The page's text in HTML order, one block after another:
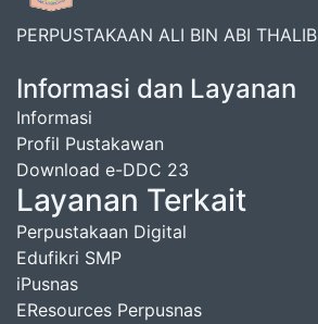
PERPUSTAKAAN ALI BIN ABI THALIB
Informasi dan Layanan
Informasi
Profil Pustakawan
Download e-DDC 23
Layanan Terkait
Perpustakaan Digital
Edufikri SMP
iPusnas
EResources Perpusnas